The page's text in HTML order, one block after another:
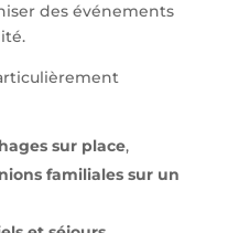
des événements
sur place,
familiales sur un